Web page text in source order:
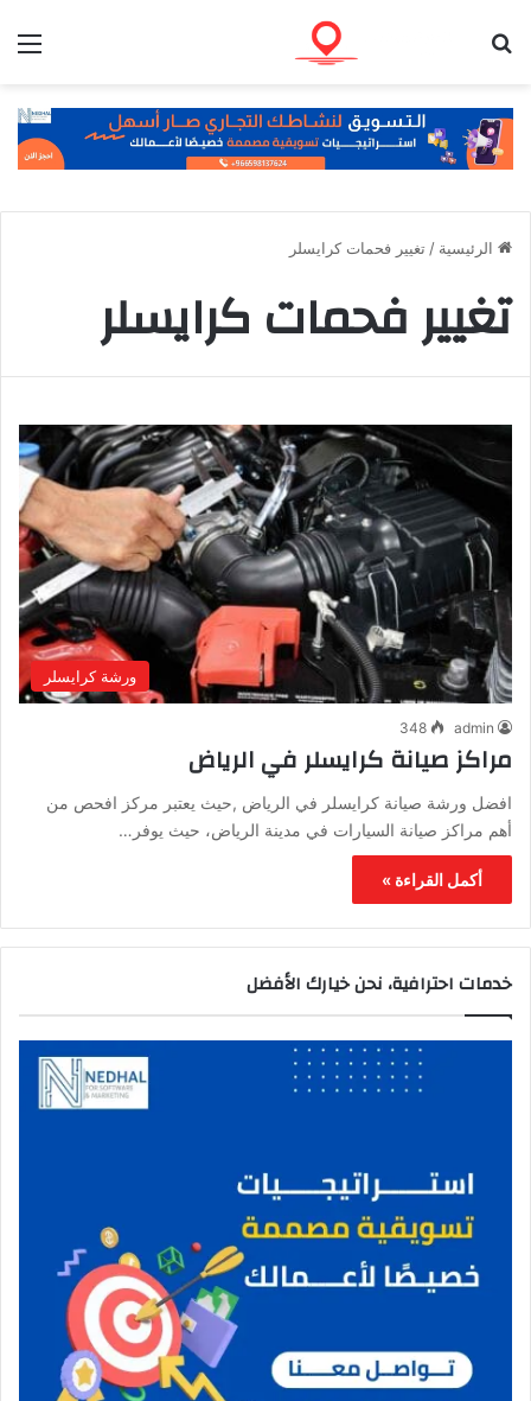
الرئيسية / تغيير فحمات كرايسلر
تغيير فحمات كرايسلر
ورشة كرايسلر
admin
348
مراكز صيانة كرايسلر في الرياض
افضل ورشة صيانة كرايسلر في الرياض ,حيث يعتبر مركز افحص من
أهم مراكز صيانة السيارات في مدينة الرياض، حيث يوفر…
أكمل القراءة »
خدمات احترافية، نحن خيارك الأفضل